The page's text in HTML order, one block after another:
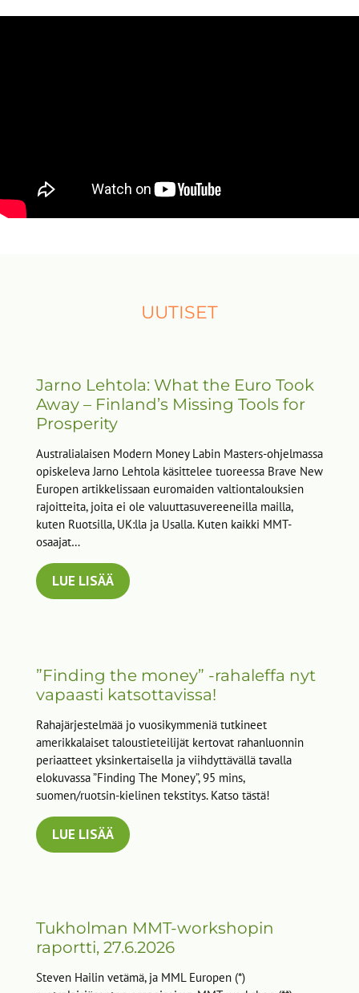
UUTISET
Jarno Lehtola: What the Euro Took
Away – Finland’s Missing Tools for
Prosperity
Australialaisen Modern Money Labin Masters-ohjelmassa
opiskeleva Jarno Lehtola käsittelee tuoreessa Brave New
Europen artikkelissaan euromaiden valtiontalouksien
rajoitteita, joita ei ole valuuttasuvereeneilla mailla,
kuten Ruotsilla, UK:lla ja Usalla. Kuten kaikki MMT-
osaajat…
LUE LISÄÄ
”Finding the money” -rahaleffa nyt
vapaasti katsottavissa!
Rahajärjestelmää jo vuosikymmeniä tutkineet
amerikkalaiset taloustieteilijät kertovat rahanluonnin
periaatteet yksinkertaisella ja viihdyttävällä tavalla
elokuvassa ”Finding The Money”, 95 mins,
suomen/ruotsin-kielinen tekstitys. Katso tästä!
LUE LISÄÄ
Tukholman MMT-workshopin
raportti, 27.6.2026
Steven Hailin vetämä, ja MML Europen (*)